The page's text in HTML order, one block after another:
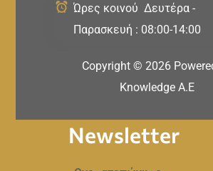
Ώρες κοινού Δευτέρα -
Παρασκευή : 08:00-14:00
Copyright © 2026
Knowledge A.E
Newsletter